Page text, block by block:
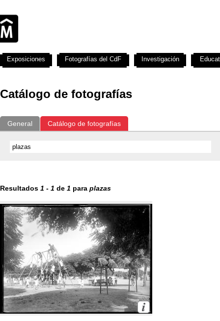
Catálogo de fotografías
General Catálogo de fotografías
Resultados 1 - 1 de 1 para plazas
Exposiciones Fotografías del CdF Investigación